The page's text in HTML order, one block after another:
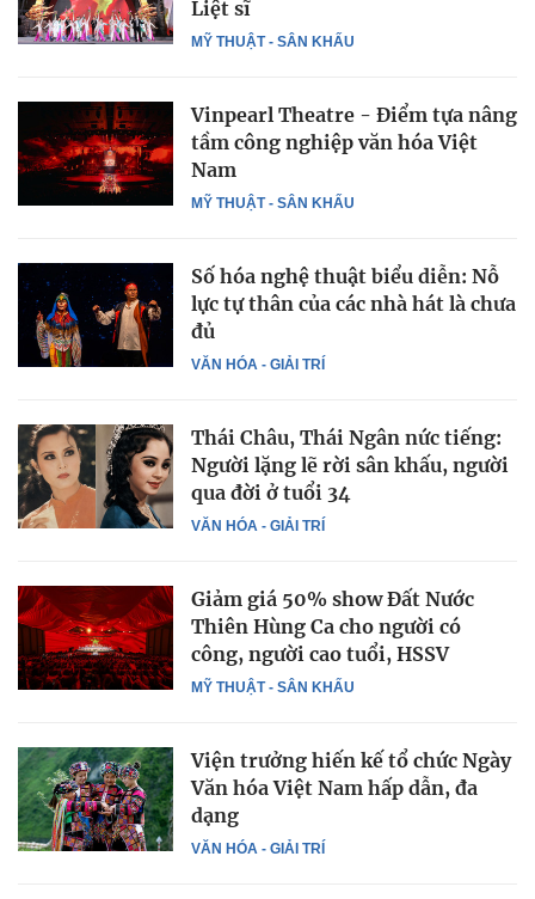
MỸ THUẬT - SÂN KHẤU
Liệt sĩ
MỸ THUẬT - SÂN KHẤU
Vinpearl Theatre - Điểm tựa nâng
tầm công nghiệp văn hóa Việt
Nam
VĂN HÓA - GIẢI TRÍ
Số hóa nghệ thuật biểu diễn: Nỗ
lực tự thân của các nhà hát là chưa
đủ
VĂN HÓA - GIẢI TRÍ
Thái Châu, Thái Ngân nức tiếng:
Người lặng lẽ rời sân khấu, người
qua đời ở tuổi 34
MỸ THUẬT - SÂN KHẤU
Giảm giá 50% show Đất Nước
Thiên Hùng Ca cho người có
công, người cao tuổi, HSSV
VĂN HÓA - GIẢI TRÍ
Viện trưởng hiến kế tổ chức Ngày
Văn hóa Việt Nam hấp dẫn, đa
dạng